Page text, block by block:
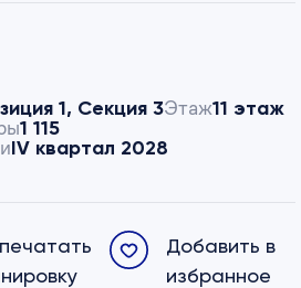
1, Секция 3Этаж11 этаж
1 115
IV квартал 2028
Добавить в
избранное